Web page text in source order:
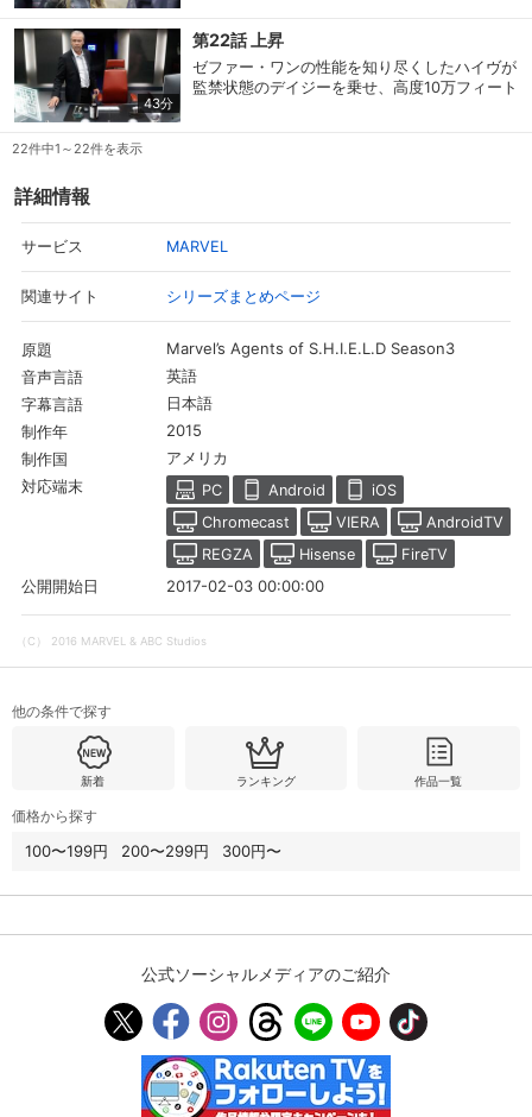
してしまうことが判明。そして、弾頭を止める
ためにはハッキング不可能な政府のミサイル停
止コードが必要と知ったシールドは、太平洋に
あるミサイル基地が占拠されると、フィッツが
43分
第22話 上昇
ゼファー・ワンの性能を知り尽くしたハイヴが
監禁状態のデイジーを乗せ、高度10万フィート
身でクインジェットに乗り込み、ゼファー・ワ
ンへ向かおうとするが…。
22件中1～22件を表示
詳細情報
サービス MARVEL
関連サイト シリーズまとめページ
原題 Marvel’s Agents of S.H.I.E.L.D Season3
音声言語 英語
字幕言語 日本語
制作年 2015
制作国 アメリカ
対応端末 PC Android
iOS
Chromecast
VIERA
AndroidTV
REGZA
Hisense
FireTV
公開開始日
2017-02-03 00:00:00
（C） 2016 MARVEL & ABC Studios
他の条件で探す
新着 ランキング 作品一覧
価格から探す
100〜199円 200〜299円 300円〜
公式ソーシャルメディアのご紹介